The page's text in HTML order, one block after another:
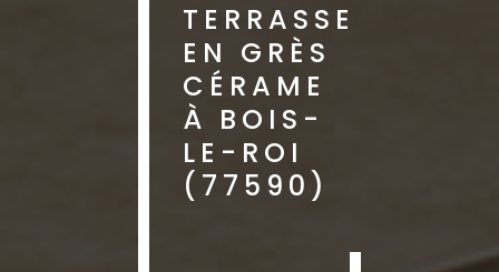
TERRASSE
EN GRÈS
CÉRAME
À BOIS-
LE-ROI
(77590)